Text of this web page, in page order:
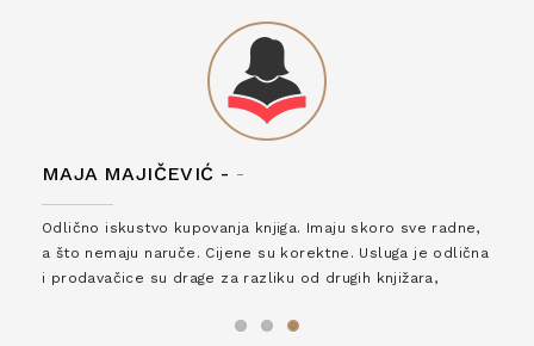
MAJA MAJIČEVIĆ - -
Odlično iskustvo kupovanja knjiga. Imaju skoro sve radne,
a što nemaju naruče. Cijene su korektne. Usluga je odlična
i prodavačice su drage za razliku od drugih knjižara,